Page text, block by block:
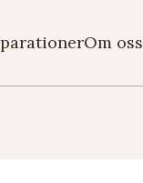
Om oss